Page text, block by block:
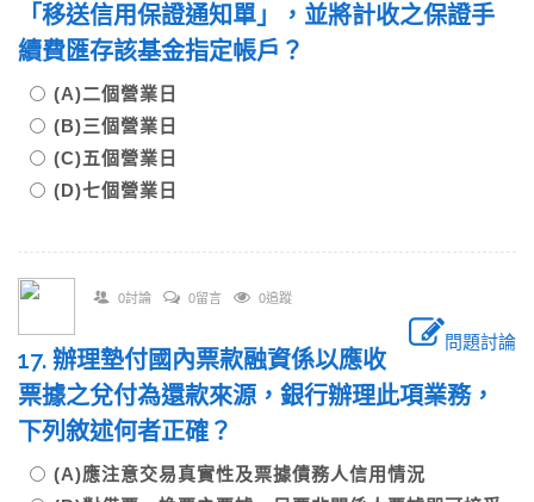
「移送信用保證通知單」，並將計收之保證手
續費匯存該基金指定帳戶？
(A)二個營業日
(B)三個營業日
(C)五個營業日
(D)七個營業日
0討論 0留言 0追蹤
問題討論
17. 辦理墊付國內票款融資係以應收
票據之兌付為還款來源，銀行辦理此項業務，
下列敘述何者正確？
(A)應注意交易真實性及票據債務人信用情況